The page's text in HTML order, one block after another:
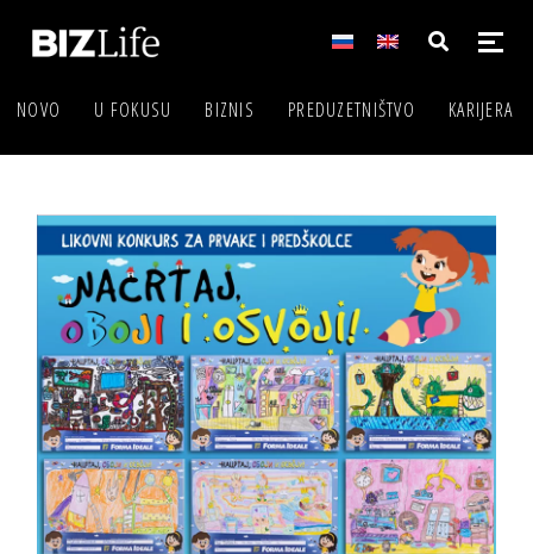
NOVO U FOKUSU BIZNIS PREDUZETNIŠTVO KARIJERA